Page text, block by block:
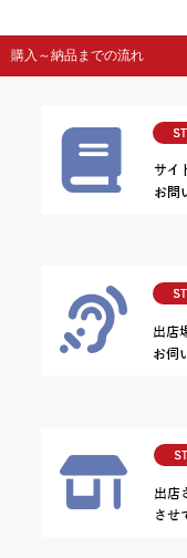
購入～納品までの流れ